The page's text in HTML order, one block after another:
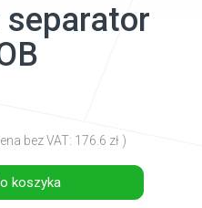
bez VAT: 176.6 zł )
koszyka